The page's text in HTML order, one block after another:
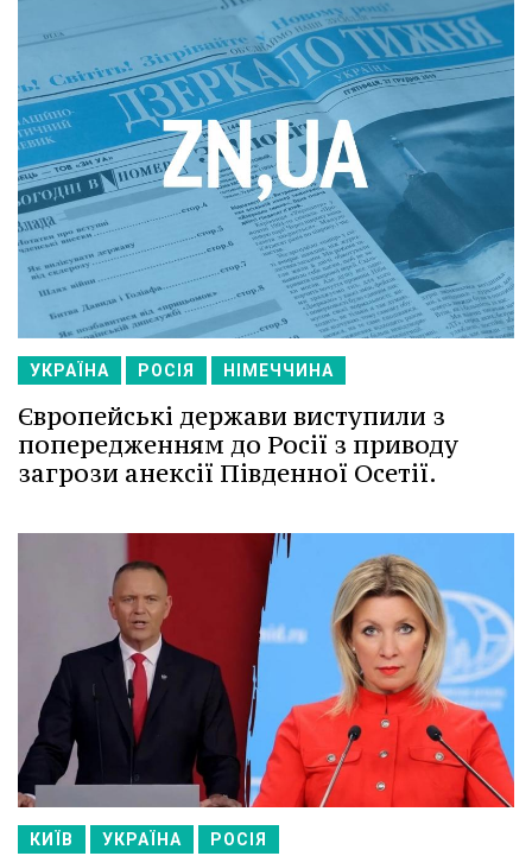
УКРАЇНА РОСІЯ НІМЕЧЧИНА
Європейські держави виступили з
попередженням до Росії з приводу
загрози анексії Південної Осетії.
КИЇВ УКРАЇНА РОСІЯ